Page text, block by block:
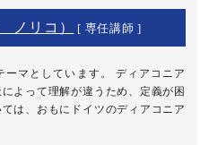
リコ） [ 専任講師 ]
マとしています。 ディアコニア
よって理解が違うため、定義が困
は、おもにドイツのディアコニア